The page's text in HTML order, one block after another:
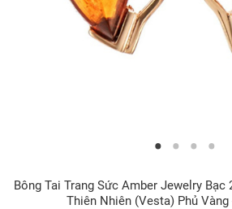
Bông Tai Trang Sức Amber Jewelry
Thiên Nhiên (Vesta) Phủ Vàng